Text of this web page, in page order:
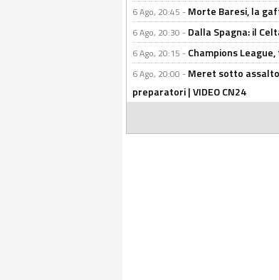
6 Ago, 20:45 - Morte Baresi, la
6 Ago, 20:30 - Dalla Spagna: il
6 Ago, 20:15 - Champions
6 Ago, 20:00 - Meret sotto
preparatori | VIDEO CN24